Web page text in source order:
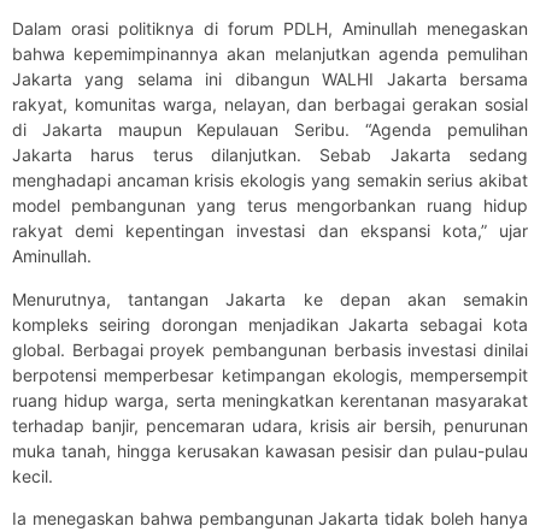
Dalam orasi politiknya di forum PDLH, Aminullah menegaskan
bahwa kepemimpinannya akan melanjutkan agenda pemulihan
Jakarta yang selama ini dibangun WALHI Jakarta bersama
rakyat, komunitas warga, nelayan, dan berbagai gerakan sosial
di Jakarta maupun Kepulauan Seribu. “Agenda pemulihan
Jakarta harus terus dilanjutkan. Sebab Jakarta sedang
menghadapi ancaman krisis ekologis yang semakin serius akibat
model pembangunan yang terus mengorbankan ruang hidup
rakyat demi kepentingan investasi dan ekspansi kota,” ujar
Aminullah.
Menurutnya, tantangan Jakarta ke depan akan semakin
kompleks seiring dorongan menjadikan Jakarta sebagai kota
global. Berbagai proyek pembangunan berbasis investasi dinilai
berpotensi memperbesar ketimpangan ekologis, mempersempit
ruang hidup warga, serta meningkatkan kerentanan masyarakat
terhadap banjir, pencemaran udara, krisis air bersih, penurunan
muka tanah, hingga kerusakan kawasan pesisir dan pulau-pulau
kecil.
Ia menegaskan bahwa pembangunan Jakarta tidak boleh hanya